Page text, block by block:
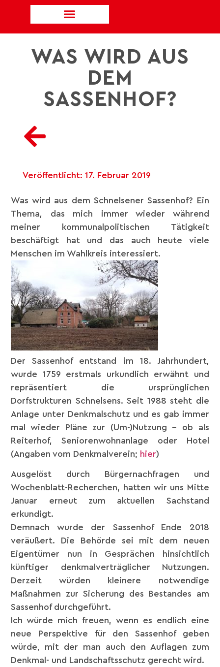
WAS WIRD AUS
DEM
SASSENHOF?
Veröffentlicht: 17. Februar 2019
Was wird aus dem Schnelsener Sassenhof? Ein
Thema, das mich immer wieder während
meiner kommunalpolitischen Tätigkeit
beschäftigt hat und das auch heute viele
Menschen im Wahlkreis interessiert.
Der Sassenhof entstand im 18. Jahrhundert,
wurde 1759 erstmals urkundlich erwähnt und
repräsentiert die ursprünglichen
Dorfstrukturen Schnelsens. Seit 1988 steht die
Anlage unter Denkmalschutz und es gab immer
mal wieder Pläne zur (Um-)Nutzung – ob als
Reiterhof, Seniorenwohnanlage oder Hotel
(Angaben vom Denkmalverein; hier)
Ausgelöst durch Bürgernachfragen und
Wochenblatt-Recherchen, hatten wir uns Mitte
Januar erneut zum aktuellen Sachstand
erkundigt.
Demnach wurde der Sassenhof Ende 2018
veräußert. Die Behörde sei mit dem neuen
Eigentümer nun in Gesprächen hinsichtlich
künftiger denkmalverträglicher Nutzungen.
Derzeit würden kleinere notwendige
Maßnahmen zur Sicherung des Bestandes am
Sassenhof durchgeführt.
Ich würde mich freuen, wenn es endlich eine
neue Perspektive für den Sassenhof geben
würde, mit der man auch den Auflagen zum
Denkmal- und Landschaftsschutz gerecht wird.